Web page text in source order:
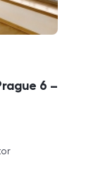
6 –